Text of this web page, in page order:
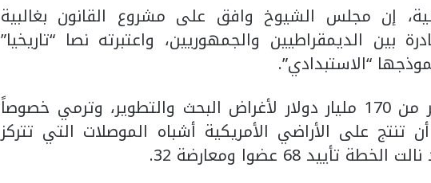
إن مجلس الشيوخ وافق على مشروع القانون بغالبية
بين الديمقراطيين والجمهوريين، واعتبرته نصا “تاريخيا”
“الاستبدادي”.
وترصد الخطة الأمريكية أكثر من 170 مليار دولار لأغراض البحث والتطوير، وترمي خصوصاً
على الأراضي الأمريكية أشباه الموصلات التي تتركز
68 عضوا ومعارضة 32.